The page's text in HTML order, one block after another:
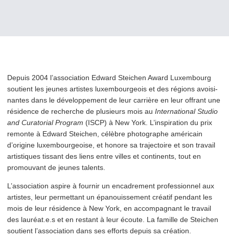
Depuis 2004 l’association Edward Steichen Award Luxembourg
soutient les jeunes artistes lux­em­bour­geois et des régions avoisi­
nantes dans le développement de leur carrière en leur offrant une
résidence de recherche de plusieurs mois au Inter­na­tion­al Studio
and Curatorial Program (ISCP) à New York. L’inspiration du prix
remonte à Edward Steichen, célèbre photographe américain
d’origine lux­em­bour­geoise, et honore sa trajectoire et son travail
artistiques tissant des liens entre villes et continents, tout en
promouvant de jeunes talents.
L’as­so­ci­a­tion aspire à fournir un encadrement pro­fes­sion­nel aux
artistes, leur permettant un épanouissement créatif pendant les
mois de leur résidence à New York, en accom­pa­g­nant le travail
des lauréat.e.s et en restant à leur écoute. La famille de Steichen
soutient l’as­so­ci­a­tion dans ses efforts depuis sa création.